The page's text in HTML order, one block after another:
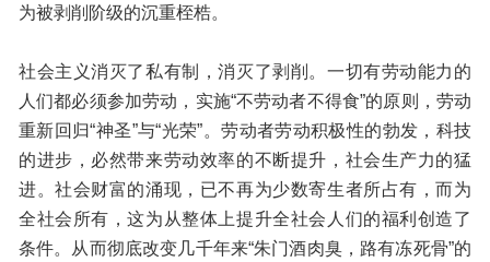
为被剥削阶级的沉重桎梏。
社会主义消灭了私有制，消灭了剥削。一切有劳动能力的
人们都必须参加劳动，实施“不劳动者不得食”的原则，劳动
重新回归“神圣”与“光荣”。劳动者劳动积极性的勃发，科技
的进步，必然带来劳动效率的不断提升，社会生产力的猛
进。社会财富的涌现，已不再为少数寄生者所占有，而为
全社会所有，这为从整体上提升全社会人们的福利创造了
条件。从而彻底改变几千年来“朱门酒肉臭，路有冻死骨”的